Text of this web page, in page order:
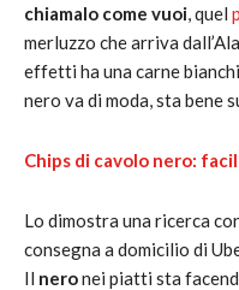
chiamalo come vuoi, quel
merluzzo che arriva
effetti ha una carne
nero va di moda, sta bene
Chips di cavolo nero:
Lo dimostra una ricerca
consegna a domicilio di
Il neronei piatti sta